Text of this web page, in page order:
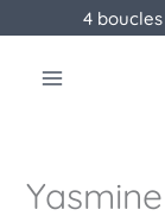
au
contenu
4
Yasmine